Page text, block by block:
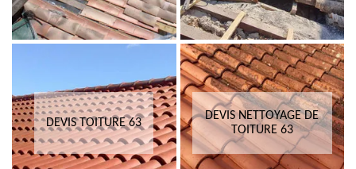
DEVIS TOITURE 63
DEVIS NETTOYAGE DE
TOITURE 63